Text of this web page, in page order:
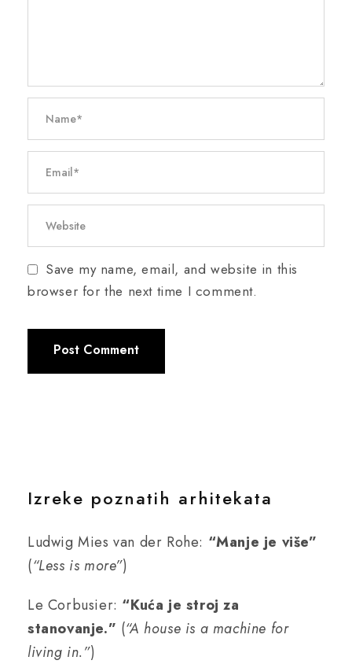
Save my name, email, and website in this
browser for the next time I comment.
Izreke poznatih arhitekata
Ludwig Mies van der Rohe: “Manje je više”
(“Less is more”)
Le Corbusier: “Kuća je stroj za
stanovanje.” (“A house is a machine for
living in.”)